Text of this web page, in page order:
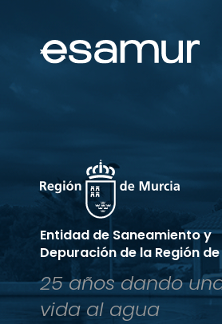
Entidad de Saneamiento y
Depuración de la Región
25 años dando
vida al agua